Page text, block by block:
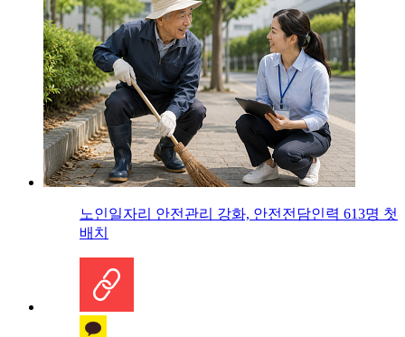
노인일자리 안전관리 강화, 안전전담인력 613명 첫
배치